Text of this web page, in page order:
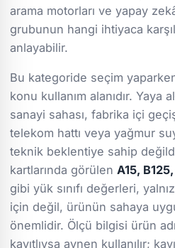
arama motorları ve yapay
grubunun hangi ihtiyaca
anlayabilir.
Bu kategoride seçim
konu kullanım alanıdır. Yaya
sanayi sahası, fabrika içi
telekom hattı veya yağmur
teknik beklentiye sahip
kartlarında görülen A15,
gibi yük sınıfı değerleri,
için değil, ürünün sahaya
önemlidir. Ölçü bilgisi ürün
kayıtlıysa aynen kullanılır;